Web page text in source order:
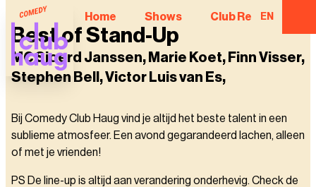
Home Shows Club Regulars
EN
Best of Stand-Up
MC Sjoerd Janssen, Marie Koet, Finn Visser,
Stephen Bell, Victor Luis van Es,
Bij Comedy Club Haug vind je altijd het beste talent in een
sublieme atmosfeer. Een avond gegarandeerd lachen, alleen
of met je vrienden!
PS De line-up is altijd aan verandering onderhevig. Check de